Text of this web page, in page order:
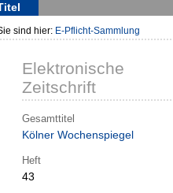
sind hier: E-Pflicht-Sammlung
Elektronische
Zeitschrift
Gesamttitel
Kölner Wochenspiegel
Heft
43